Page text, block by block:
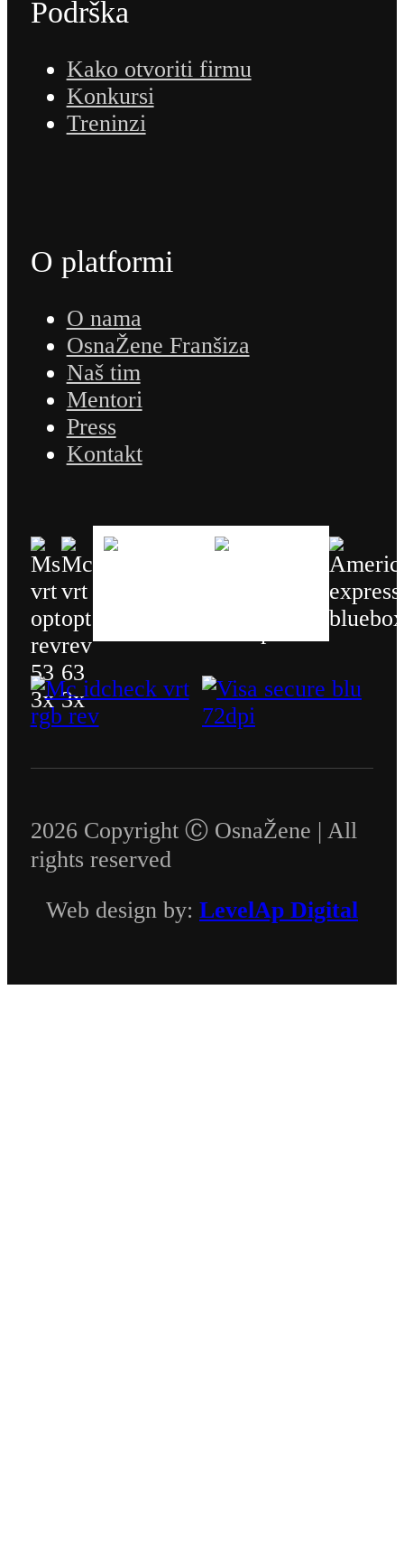
Podrška
Kako otvoriti firmu
Konkursi
Treninzi
O platformi
O nama
OsnaŽene Franšiza
Naš tim
Mentori
Press
Kontakt
2026 Copyright Ⓒ OsnaŽene | All
rights reserved
Web design by: LevelAp Digital